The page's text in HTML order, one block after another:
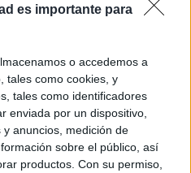
es importante para
o accedemos a
tales como cookies, y
tales como identificadores
enviada por un dispositivo,
anuncios, medición de
sobre el público, así
productos. Con su permiso,